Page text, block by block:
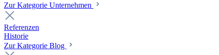
Zur Kategorie Unternehmen
Referenzen
Historie
Zur Kategorie Blog